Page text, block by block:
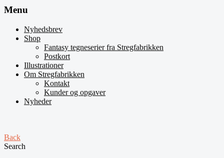
Menu
Nyhedsbrev
Shop
Fantasy tegneserier fra Stregfabrikken
Postkort
Illustrationer
Om Stregfabrikken
Kontakt
Kunder og opgaver
Nyheder
Back
Search